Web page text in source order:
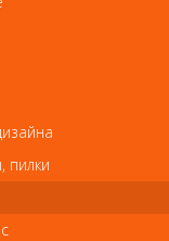
пилки